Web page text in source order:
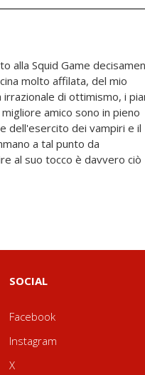
SOCIAL
Facebook
Instagram
X